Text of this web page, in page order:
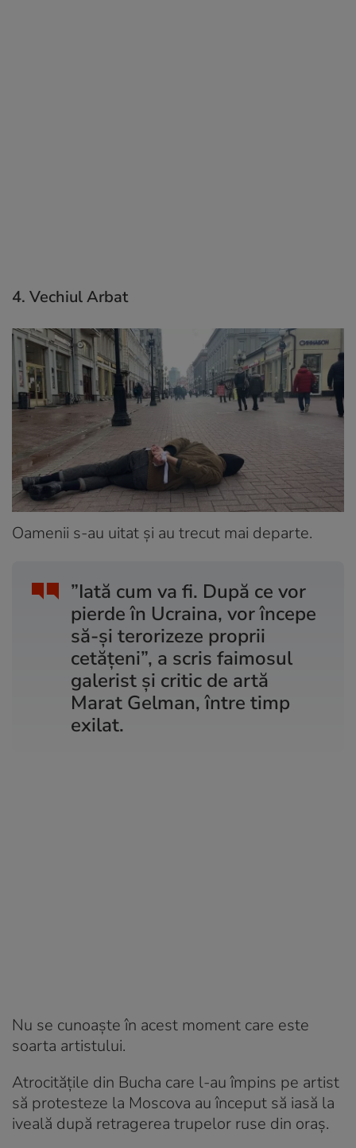
4. Vechiul Arbat
Oamenii s-au uitat și au trecut mai departe.
”Iată cum va fi. După ce vor
pierde în Ucraina, vor începe
să-și terorizeze proprii
cetățeni”, a scris faimosul
galerist și critic de artă
Marat Gelman, între timp
exilat.
Nu se cunoaște în acest moment care este
soarta artistului.
Atrocitățile din Bucha care l-au împins pe artist
să protesteze la Moscova au început să iasă la
iveală după retragerea trupelor ruse din oraș.